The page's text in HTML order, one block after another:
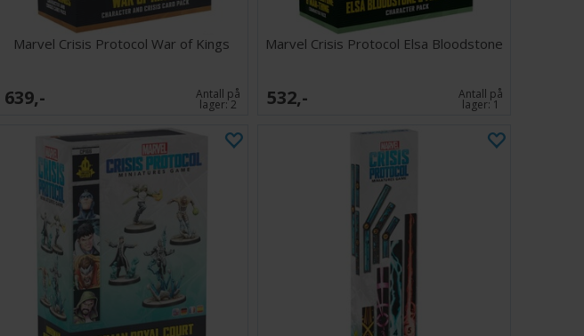
Marvel Crisis Protocol War of Kings
639,- Antall på
lager:2
Marvel Crisis Protocol Elsa Bloodstone
532,- Antall på
lager:1